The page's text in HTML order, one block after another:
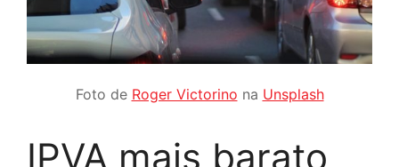
Foto de Roger Victorino na Unsplash
IPVA mais barato